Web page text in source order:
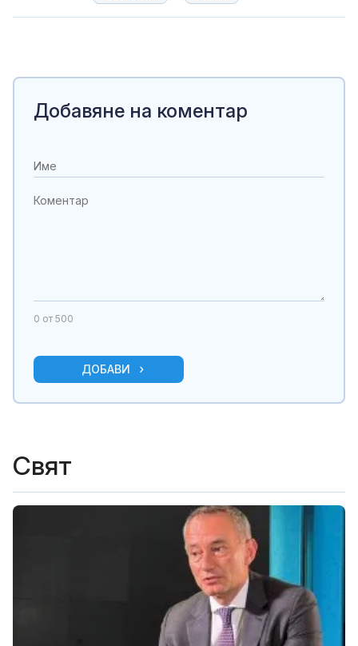
Добавяне на коментар
0 от 500
ДОБАВИ
Свят